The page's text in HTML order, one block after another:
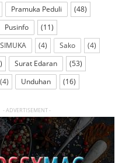
Pramuka Peduli
(48)
Pusinfo
(11)
SIMUKA (4) Sako
(4)
Surat Edaran
(53)
(4) Unduhan (16)
- ADVERTISEMENT -